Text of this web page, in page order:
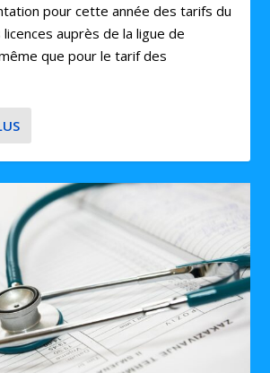
pour cette année des tarifs du
auprès de la ligue de
que pour le tarif des